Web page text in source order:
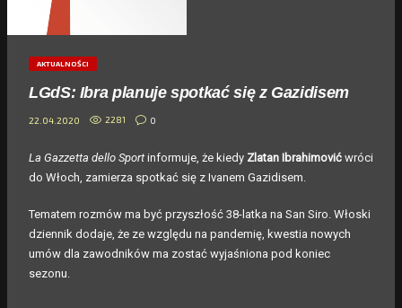
AKTUALNOŚCI
LGdS: Ibra planuje spotkać się z Gazidisem
22.04.2020 2281 0
La Gazzetta dello Sport informuje, że kiedy Zlatan Ibrahimović wróci
do Włoch, zamierza spotkać się z Ivanem Gazidisem.
Tematem rozmów ma być przyszłość 38-latka na San Siro. Włoski
dziennik dodaje, że ze względu na pandemię, kwestia nowych
umów dla zawodników ma zostać wyjaśniona pod koniec
sezonu.